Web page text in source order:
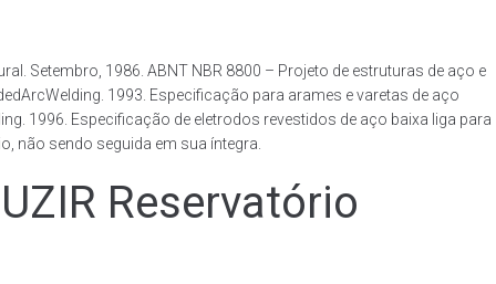
Setembro, 1986. ABNT NBR 8800 – Projeto de estruturas de aço e
1993. Especificação para arames e varetas de aço
1996. Especificação de eletrodos revestidos de aço baixa liga para
não sendo seguida em sua íntegra.
Reservatório